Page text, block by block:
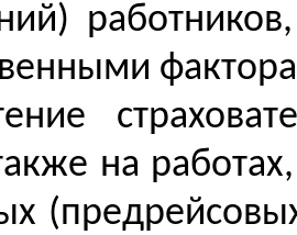
на
(